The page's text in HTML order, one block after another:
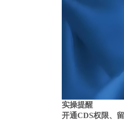
实操提醒
开通CDS权限、